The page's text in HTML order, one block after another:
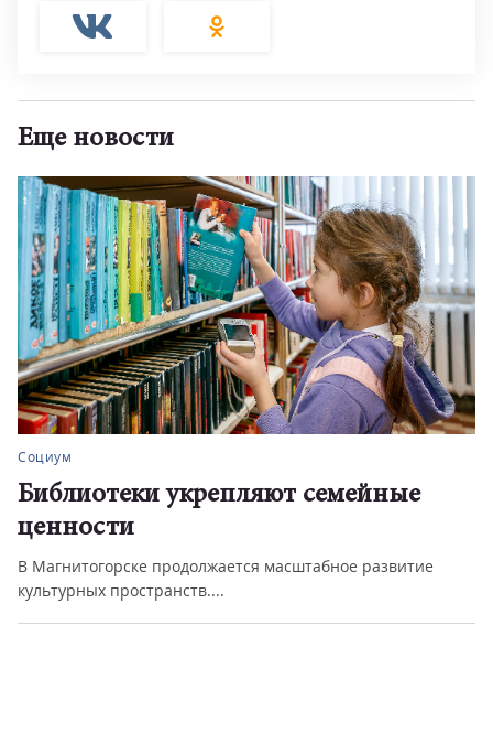
Еще новости
Социум
Библиотеки укрепляют семейные
ценности
В Магнитогорске продолжается масштабное развитие
культурных пространств....